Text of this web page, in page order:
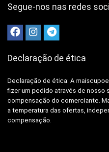
Segue-nos nas redes
Declaração de ética
Declaração de ética: A
fizer um pedido através de nosso
compensação do comerciante.
a temperatura das ofertas,
compensação.